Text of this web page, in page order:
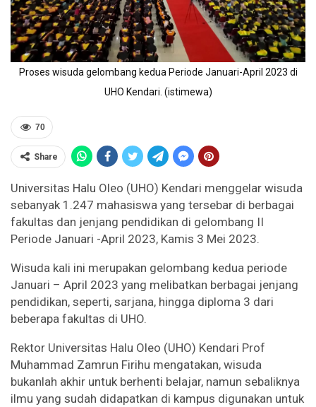
Proses wisuda gelombang kedua Periode Januari-April 2023 di
UHO Kendari. (istimewa)
70
Share
Universitas Halu Oleo (UHO) Kendari menggelar wisuda
sebanyak 1.247 mahasiswa yang tersebar di berbagai
fakultas dan jenjang pendidikan di gelombang II
Periode Januari -April 2023, Kamis 3 Mei 2023.
Wisuda kali ini merupakan gelombang kedua periode
Januari – April 2023 yang melibatkan berbagai jenjang
pendidikan, seperti, sarjana, hingga diploma 3 dari
beberapa fakultas di UHO.
Rektor Universitas Halu Oleo (UHO) Kendari Prof
Muhammad Zamrun Firihu mengatakan, wisuda
bukanlah akhir untuk berhenti belajar, namun sebaliknya
ilmu yang sudah didapatkan di kampus digunakan untuk